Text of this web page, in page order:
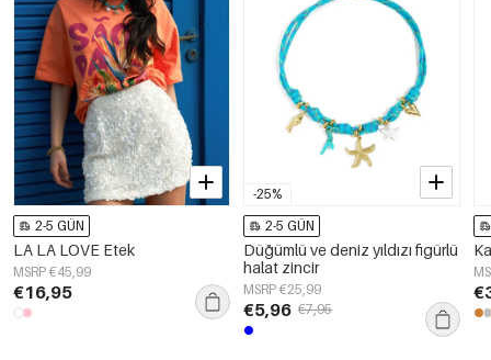
2-5 GÜN
LA LA LOVE Etek
MSRP €45,99
€16,95
-25%
2-5 GÜN
Düğümlü ve deniz yıldızı figürlü
halat zincir
MSRP €25,99
€5,96 €7,95